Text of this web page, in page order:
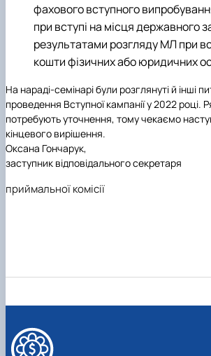
фахового вступного
при вступі на місця державного
результатами розгляду МЛ при
кошти фізичних або юридичних
На нараді-семінарі були розглянуті й інші
проведення Вступної кампанії у 2022
потребують уточнення, тому чекаємо
кінцевого вирішення.
Оксана Гончарук,
заступник відповідального секретаря
приймальної комісії